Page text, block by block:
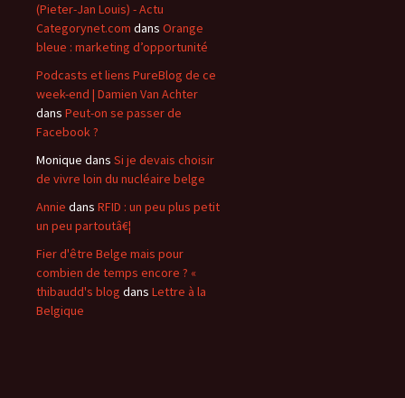
(Pieter-Jan Louis) - Actu
Categorynet.com dans Orange
bleue : marketing d’opportunité
Podcasts et liens PureBlog de ce
week-end | Damien Van Achter
dans Peut-on se passer de
Facebook ?
Monique dans Si je devais choisir
de vivre loin du nucléaire belge
Annie dans RFID : un peu plus petit
un peu partoutâ€¦
Fier d'être Belge mais pour
combien de temps encore ? «
thibaudd's blog dans Lettre à la
Belgique